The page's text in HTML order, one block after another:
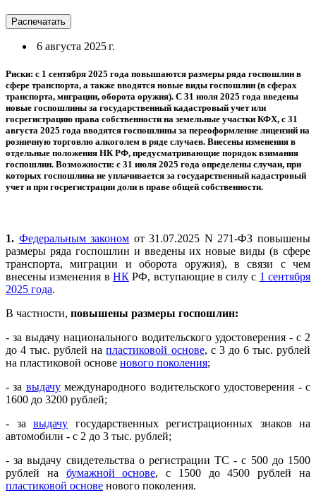
Распечатать
6 августа 2025 г.
Риски: с 1 сентября 2025 года повышаются размеры ряда госпошлин в
сфере транспорта, а также вводятся новые виды госпошлин (в сферах
транспорта, миграции, оборота оружия). С 31 июля 2025 года введены
новые госпошлины за государственный кадастровый учет или
госрегистрацию права собственности на земельные участки КФХ, с 31
августа 2025 года вводятся госпошлины за переоформление лицензий на
розничную торговлю алкоголем в ряде случаев. Внесены изменения в
отдельные положения НК РФ, предусматривающие порядок взимания
госпошлин. Возможности: с 31 июля 2025 года определены случаи, при
которых госпошлина не уплачивается за государственный кадастровый
учет и при госрегистрации доли в праве общей собственности.
1. Федеральным законом от 31.07.2025 N 271-ФЗ повышены
размеры ряда госпошлин и введены их новые виды (в сфере
транспорта, миграции и оборота оружия), в связи с чем
внесены изменения в НКРФ, вступающие в силу с 1 сентября
2025 года.
В частности, повышены размеры госпошлин:
- за выдачу национального водительского удостоверения - с 2
до 4 тыс. рублей напластиковой основе, с 3 до 6 тыс. рублей
на пластиковой основе нового поколения;
- за выдачумеждународного водительского удостоверения - с
1600 до 3200 рублей;
- за выдачу государственных регистрационных знаков на
автомобили - с 2 до 3 тыс. рублей;
- за выдачу свидетельства о регистрации ТС - с 500 до 1500
рублей на бумажной основе, с 1500 до 4500 рублей на
пластиковой основе нового поколения.